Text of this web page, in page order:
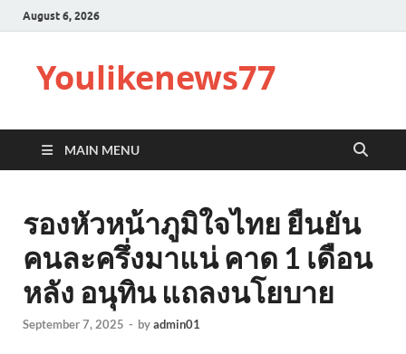
August 6, 2026
Youlikenews77
MAIN MENU
รองหัวหน้าภูมิใจไทย ยืนยัน
คนละครึ่งมาแน่ คาด 1 เดือน
หลัง อนุทิน แถลงนโยบาย
September 7, 2025 - byadmin01